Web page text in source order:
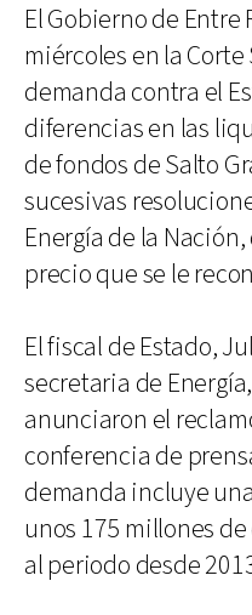
El Gobierno de Entre
miércoles en la
demanda contra el
diferencias en las
de fondos de Salto
sucesivas
Energía de la
precio que se le
El fiscal de Estado,
secretaria de
anunciaron el
conferencia de
demanda incluye
unos 175 millones
al periodo desde